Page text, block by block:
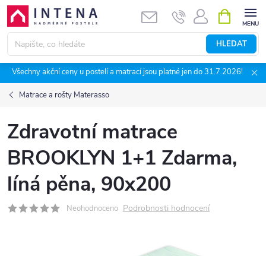
Přejít
obsah
HLEDAT
NÁKUPNÍ
KOŠÍK
Všechny akční ceny u postelí a matrací jsou platné jen do 31.7.2026!
Matrace a rošty Materasso
Zdravotní matrace
BROOKLYN 1+1 Zdarma,
líná pěna, 90x200
Neohodnoceno Podrobnosti hodnocení